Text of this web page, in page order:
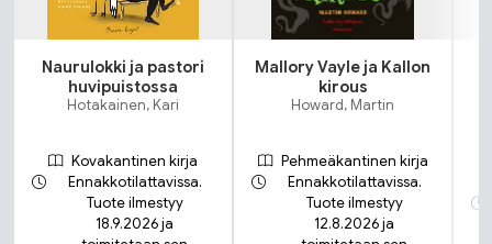
Naurulokki ja pastori
huvipuistossa
Hotakainen, Kari
Kovakantinen kirja
Ennakkotilattavissa.
Tuote ilmestyy
18.9.2026 ja
Mallory Vayle ja Kallon
kirous
Howard, Martin
Pehmeäkantinen kirja
Ennakkotilattavissa.
Tuote ilmestyy
12.8.2026 ja